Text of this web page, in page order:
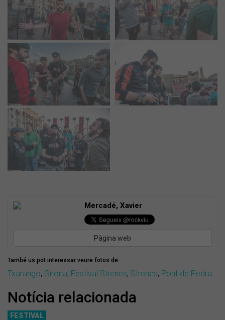
Mercadé, Xavier
Pàgina web
També us pot interessar veure fotos de:
Txarango, Girona, Festival Strenes, Strenes, Pont de Pedra
Notícia relacionada
FESTIVAL